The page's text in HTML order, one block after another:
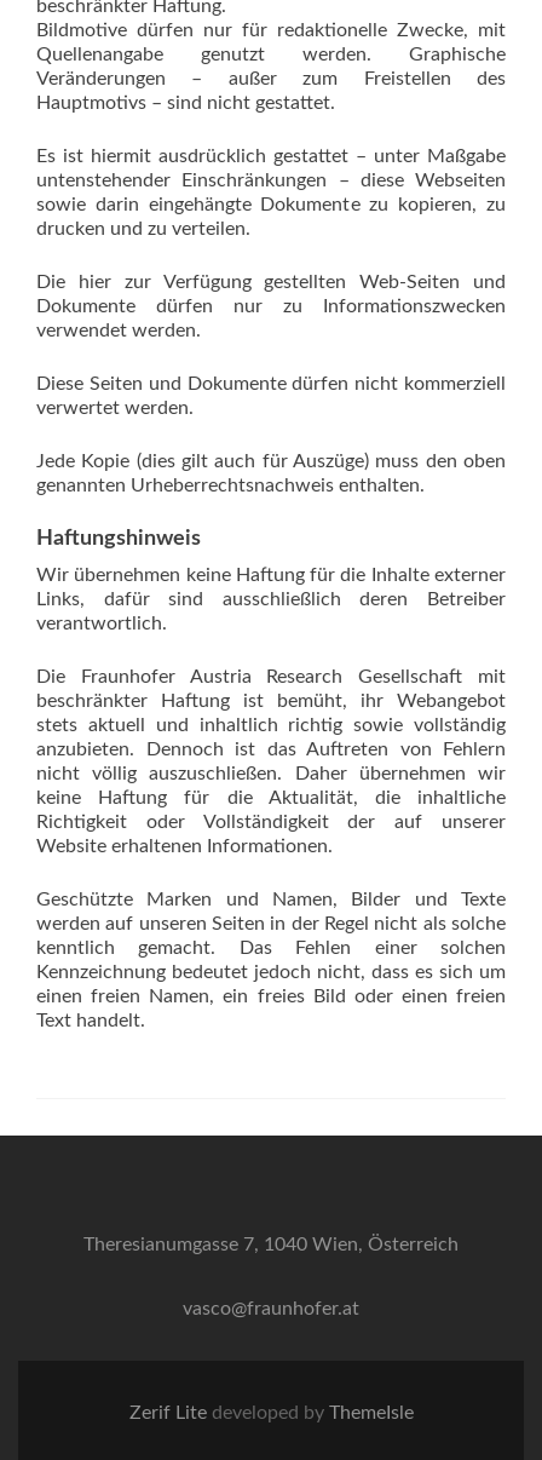
beschränkter Haftung.
Bildmotive dürfen nur für redaktionelle Zwecke, mit
Quellenangabe genutzt werden. Graphische
Veränderungen – außer zum Freistellen des
Hauptmotivs – sind nicht gestattet.
Es ist hiermit ausdrücklich gestattet – unter Maßgabe
untenstehender Einschränkungen – diese Webseiten
sowie darin eingehängte Dokumente zu kopieren, zu
drucken und zu verteilen.
Die hier zur Verfügung gestellten Web-Seiten und
Dokumente dürfen nur zu Informationszwecken
verwendet werden.
Diese Seiten und Dokumente dürfen nicht kommerziell
verwertet werden.
Jede Kopie (dies gilt auch für Auszüge) muss den oben
genannten Urheberrechtsnachweis enthalten.
Haftungshinweis
Wir übernehmen keine Haftung für die Inhalte externer
Links, dafür sind ausschließlich deren Betreiber
verantwortlich.
Die Fraunhofer Austria Research Gesellschaft mit
beschränkter Haftung ist bemüht, ihr Webangebot
stets aktuell und inhaltlich richtig sowie vollständig
anzubieten. Dennoch ist das Auftreten von Fehlern
nicht völlig auszuschließen. Daher übernehmen wir
keine Haftung für die Aktualität, die inhaltliche
Richtigkeit oder Vollständigkeit der auf unserer
Website erhaltenen Informationen.
Geschützte Marken und Namen, Bilder und Texte
werden auf unseren Seiten in der Regel nicht als solche
kenntlich gemacht. Das Fehlen einer solchen
Kennzeichnung bedeutet jedoch nicht, dass es sich um
einen freien Namen, ein freies Bild oder einen freien
Text handelt.
Theresianumgasse 7, 1040 Wien, Österreich
vasco@fraunhofer.at
Zerif Lite developed by ThemeIsle